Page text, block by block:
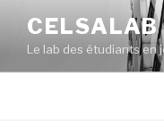
contenu
principal
CELSALAB
Le lab des étudiants en